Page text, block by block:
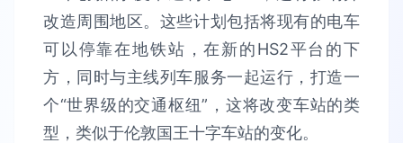
改造周围地区。这些计划包括将现有的电车
可以停靠在地铁站，在新的HS2平台的下
方，同时与主线列车服务一起运行，打造一
个“世界级的交通枢纽”，这将改变车站的类
型，类似于伦敦国王十字车站的变化。